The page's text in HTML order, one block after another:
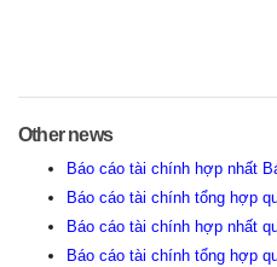
Other news
Báo cáo tài chính hợp nhất
Báo cáo tài chính tổng hợp
Báo cáo tài chính hợp nhất
Báo cáo tài chính tổng hợp